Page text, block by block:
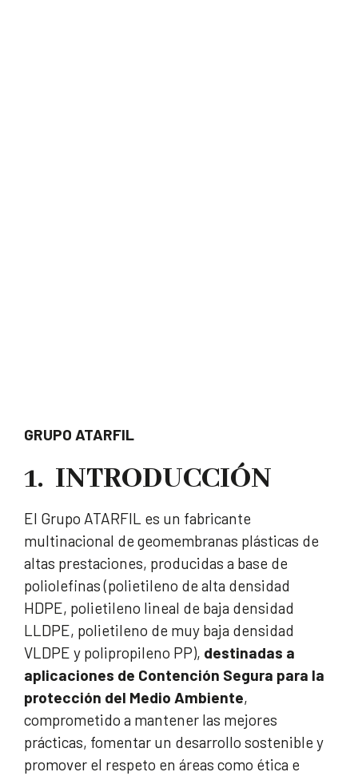
GRUPO ATARFIL
1. INTRODUCCIÓN
El Grupo ATARFIL es un fabricante
multinacional de geomembranas plásticas de
altas prestaciones, producidas a base de
poliolefinas (polietileno de alta densidad
HDPE, polietileno lineal de baja densidad
LLDPE, polietileno de muy baja densidad
VLDPE y polipropileno PP), destinadas a
aplicaciones de Contención Segura para la
protección del Medio Ambiente,
comprometido a mantener las mejores
prácticas, fomentar un desarrollo sostenible y
promover el respeto en áreas como ética e